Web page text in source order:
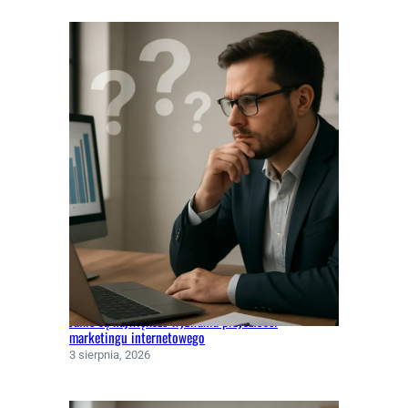
Jakie są największe wyzwania przyszłości
marketingu internetowego
3 sierpnia, 2026